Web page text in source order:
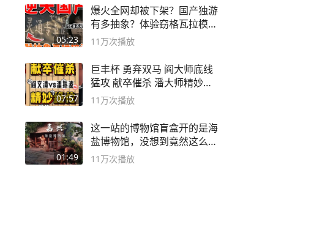
05:23
爆火全网却被下架？国产独游
有多抽象？体验窃格瓦拉模拟
器！
11万次播放
07:57
巨丰杯 勇弃双马 阎大师底线
猛攻 献卒催杀 潘大师精妙入
局
11万次播放
01:49
这一站的博物馆盲盒开的是海
盐博物馆，没想到竟然这么好
逛！
11万次播放